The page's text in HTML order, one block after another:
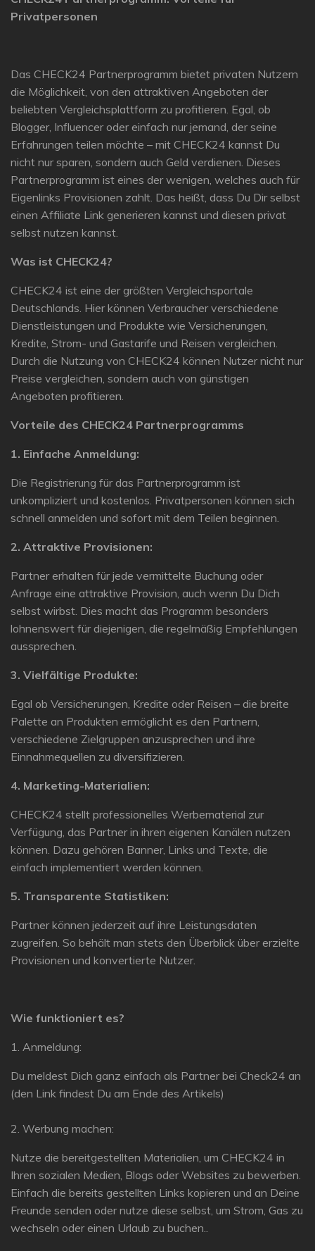
Privatpersonen
Das CHECK24 Partnerprogramm bietet privaten Nutzern
die Möglichkeit, von den attraktiven Angeboten der
beliebten Vergleichsplattform zu profitieren. Egal, ob
Blogger, Influencer oder einfach nur jemand, der seine
Erfahrungen teilen möchte – mit CHECK24 kannst Du
nicht nur sparen, sondern auch Geld verdienen. Dieses
Partnerprogramm ist eines der wenigen, welches auch für
Eigenlinks Provisionen zahlt. Das heißt, dass Du Dir selbst
einen Affiliate Link generieren kannst und diesen privat
selbst nutzen kannst.
Was ist CHECK24?
CHECK24 ist eine der größten Vergleichsportale
Deutschlands. Hier können Verbraucher verschiedene
Dienstleistungen und Produkte wie Versicherungen,
Kredite, Strom- und Gastarife und Reisen vergleichen.
Durch die Nutzung von CHECK24 können Nutzer nicht nur
Preise vergleichen, sondern auch von günstigen
Angeboten profitieren.
Vorteile des CHECK24 Partnerprogramms
1. Einfache Anmeldung:
Die Registrierung für das Partnerprogramm ist
unkompliziert und kostenlos. Privatpersonen können sich
schnell anmelden und sofort mit dem Teilen beginnen.
2. Attraktive Provisionen:
Partner erhalten für jede vermittelte Buchung oder
Anfrage eine attraktive Provision, auch wenn Du Dich
selbst wirbst. Dies macht das Programm besonders
lohnenswert für diejenigen, die regelmäßig Empfehlungen
aussprechen.
3. Vielfältige Produkte:
Egal ob Versicherungen, Kredite oder Reisen – die breite
Palette an Produkten ermöglicht es den Partnern,
verschiedene Zielgruppen anzusprechen und ihre
Einnahmequellen zu diversifizieren.
4. Marketing-Materialien:
CHECK24 stellt professionelles Werbematerial zur
Verfügung, das Partner in ihren eigenen Kanälen nutzen
können. Dazu gehören Banner, Links und Texte, die
einfach implementiert werden können.
5. Transparente Statistiken:
Partner können jederzeit auf ihre Leistungsdaten
zugreifen. So behält man stets den Überblick über erzielte
Provisionen und konvertierte Nutzer.
Wie funktioniert es?
1. Anmeldung:
Du meldest Dich ganz einfach als Partner bei Check24 an
(den Link findest Du am Ende des Artikels)
2. Werbung machen:
Nutze die bereitgestellten Materialien, um CHECK24 in
Ihren sozialen Medien, Blogs oder Websites zu bewerben.
Einfach die bereits gestellten Links kopieren und an Deine
Freunde senden oder nutze diese selbst, um Strom, Gas zu
wechseln oder einen Urlaub zu buchen..